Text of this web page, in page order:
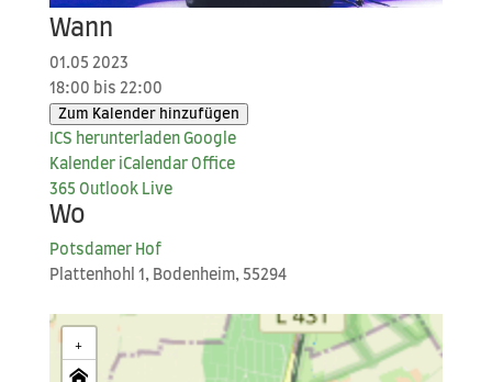
Wann
01.05 2023
18:00 bis 22:00
Zum Kalender hinzufügen
ICS her­un­ter­la­den Goog­le
Kalender iCal­en­dar Office
365 Out­look Live
Wo
Pots­da­mer Hof
Plat­ten­hohl 1, Boden­heim, 55294
+